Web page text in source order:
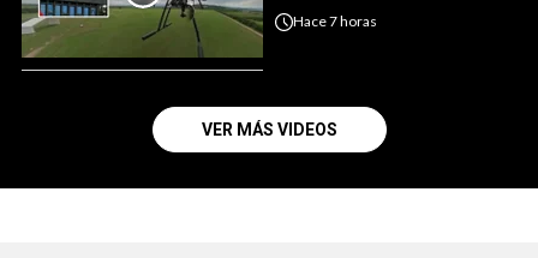
Hace7 horas
VER MÁS VIDEOS